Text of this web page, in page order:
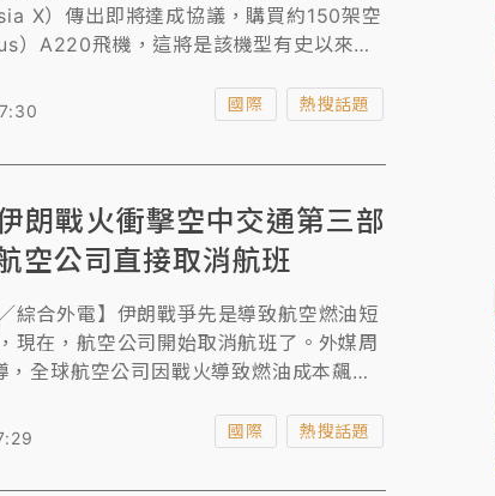
X）傳出即將達成協議，購買約150架空
）A220飛機，這將是該機型有史以來最
國際 熱搜話題
朗戰火衝擊空中交通第三部
空公司直接取消航班
綜合外電】伊朗戰爭先是導致航空燃油短
現在，航空公司開始取消航班了。外媒周
全球航空公司因戰火導致燃油成本飆漲
布取消航班。歐洲最大航空公司瑞安航空
國際 熱搜話題